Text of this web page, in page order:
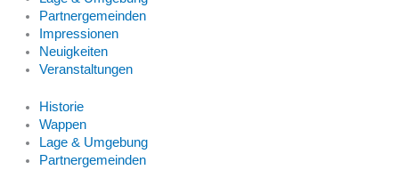
Partnergemeinden
Impressionen
Neuigkeiten
Veranstaltungen
Historie
Wappen
Lage & Umgebung
Partnergemeinden